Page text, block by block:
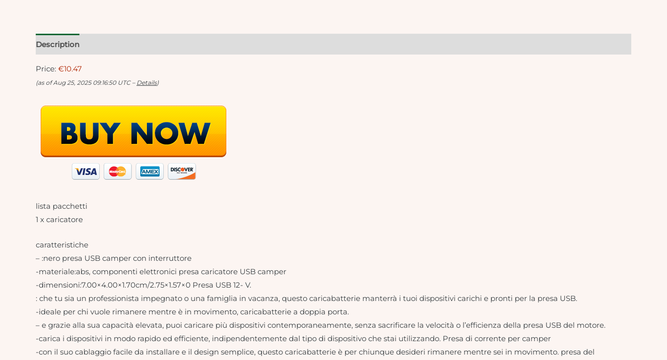
Description
Price: €10.47
(as of Aug 25, 2025 09:16:50 UTC – Details)
lista pacchetti
1 x caricatore
caratteristiche
– :nero presa USB camper con interruttore
-materiale:abs, componenti elettronici presa caricatore USB camper
-dimensioni:7.00×4.00×1.70cm/2.75×1.57×0 Presa USB 12- V.
: che tu sia un professionista impegnato o una famiglia in vacanza, questo caricabatterie manterrà i tuoi dispositivi carichi e pronti per la presa USB.
-ideale per chi vuole rimanere mentre è in movimento, caricabatterie a doppia porta.
– e grazie alla sua capacità elevata, puoi caricare più dispositivi contemporaneamente, senza sacrificare la velocità o l’efficienza della presa USB del motore.
-carica i dispositivi in ​​modo rapido ed efficiente, indipendentemente dal tipo di dispositivo che stai utilizzando. Presa di corrente per camper
-con il suo cablaggio facile da installare e il design semplice, questo caricabatterie è per chiunque desideri rimanere mentre sei in movimento. presa del